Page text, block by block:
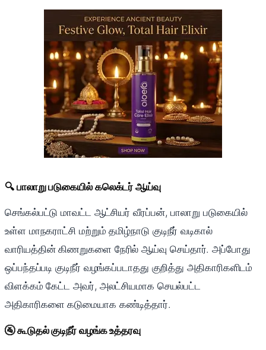
🔍 பாலாறு படுகையில் கலெக்டர் ஆய்வு
செங்கல்பட்டு மாவட்ட ஆட்சியர் வீரப்பன், பாலாறு படுகையில்
உள்ள மாநகராட்சி மற்றும் தமிழ்நாடு குடிநீர் வடிகால்
வாரியத்தின் கிணறுகளை நேரில் ஆய்வு செய்தார். அப்போது
ஒப்பந்தப்படி குடிநீர் வழங்கப்படாதது குறித்து அதிகாரிகளிடம்
விளக்கம் கேட்ட அவர், அலட்சியமாக செயல்பட்ட
அதிகாரிகளை கடுமையாக கண்டித்தார்.
🚰 கூடுதல் குடிநீர் வழங்க உத்தரவு